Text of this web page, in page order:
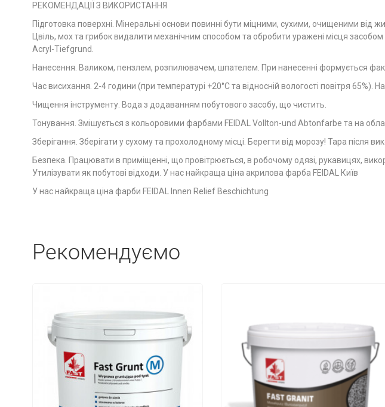
РЕКОМЕНДАЦІЇ З ВИКОРИСТАННЯ
Підготовка поверхні. Мінеральні основи повинні бути міцними, сухими, очищеними
Цвіль, мох та грибок видалити механічним способом та обробити уражені місця
Acryl-Tiefgrund.
Нанесення. Валиком, пензлем, розпилювачем, шпателем. При нанесенні формується
Час висихання. 2-4 години (при температурі +20°С та відносній вологості повітря
Чищення інструменту. Вода з додаванням побутового засобу, що чистить.
Тонування. Змішується з кольоровими фарбами FEIDAL Vollton-und Abtоnfarbe та на
Зберігання. Зберігати у сухому та прохолодному місці. Берегти від морозу! Тара після
Безпека. Працювати в приміщенні, що провітрюється, в робочому одязі, рукавицях,
Утилізувати як побутові відходи. У нас найкраща ціна акрилова фарба FEIDAL Київ
У нас найкраща ціна фарби FEIDAL Innen Relief Beschichtung
Рекомендуємо